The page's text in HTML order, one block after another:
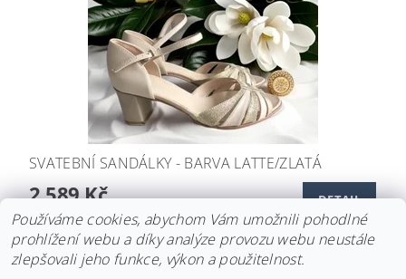
SVATEBNÍ SANDÁLKY - BARVA LATTE/ZLATÁ
2 589 Kč DETAIL
Používáme cookies, abychom Vám umožnili pohodlné
prohlížení webu a díky analýze provozu webu neustále
zlepšovali jeho funkce, výkon a použitelnost.